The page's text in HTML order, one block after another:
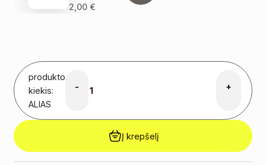
2,00 €
produkto
kiekis:
ALIAS
- +
Į krepšelį